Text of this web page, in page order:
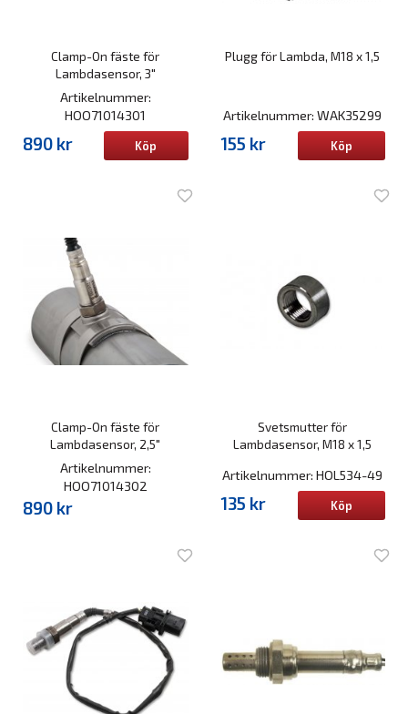
Clamp-On fäste för
Lambdasensor, 3"
Artikelnummer:
HOO71014301
890 kr Köp
Plugg för Lambda, M18 x 1,5
Artikelnummer: WAK35299
155 kr Köp
Clamp-On fäste för
Lambdasensor, 2,5"
Artikelnummer:
HOO71014302
890 kr
Svetsmutter för
Lambdasensor, M18 x 1,5
Artikelnummer: HOL534-49
135 kr Köp